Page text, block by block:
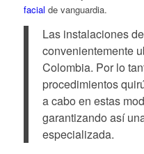
facial de vanguardia.
Las instalaciones
convenientemente
Colombia. Por lo
procedimientos
a cabo en estas
garantizando así
especializada.